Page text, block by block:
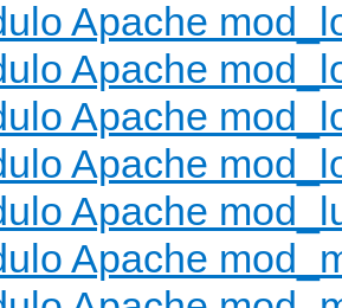
Apache
Apache
Apache
Apache
Apache
Apache